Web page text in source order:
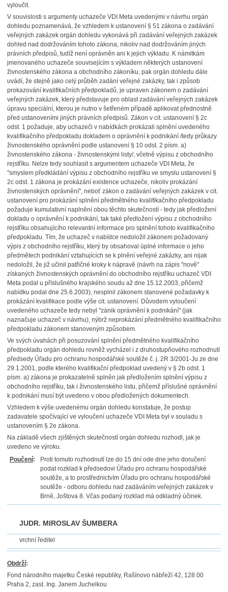
vyloučit.
V souvislosti s argumenty uchazeče VDI Meta uvedenými v návrhu orgán
dohledu poznamenává, že vzhledem k ustanovení § 51 zákona o zadávání
veřejných zakázek orgán dohledu vykonává při zadávání veřejných zakázek
dohled nad dodržováním tohoto zákona, nikoliv nad dodržováním jiných
právních předpisů, tudíž není oprávněn ani k jejich výkladu. K námitkám
jmenovaného uchazeče souvisejícím s výkladem některých ustanovení
živnostenského zákona a obchodního zákoníku, pak orgán dohledu dále
uvádí, že stejně jako celý průběh zadání veřejné zakázky, tak i způsob
prokazování kvalifikačních předpokladů, je upraven zákonem o zadávání
veřejných zakázek, který představuje pro oblast zadávání veřejných zakázek
úpravu speciální, kterou je nutno v šetřeném případě aplikovat přednostně
před ustanoveními jiných právních předpisů. Zákon v cit. ustanovení § 2c
odst. 1 požaduje, aby uchazeči v nabídkách prokázali splnění uvedeného
kvalifikačního předpokladu dokladem o oprávnění k podnikání /tedy průkazy
živnostenského oprávnění podle ustanovení § 10 odst. 2 písm. a)
živnostenského zákona - živnostenskými listy/, včetně výpisu z obchodního
rejstříku. Nelze tedy souhlasit s argumentem uchazeče VDI Meta, že
"smyslem předkládání výpisu z obchodního rejstříku ve smyslu ustanovení §
2c odst. 1 zákona je prokázání existence uchazeče, nikoliv prokázání
živnostenských oprávnění", neboť zákon o zadávání veřejných zakázek v cit.
ustanovení pro prokázání splnění předmětného kvalifikačního předpokladu
požaduje kumulativní naplnění obou těchto skutečností - tedy jak předložení
dokladu o oprávnění k podnikání, tak také předložení výpisu z obchodního
rejstříku obsahujícího relevantní informace pro splnění tohoto kvalifikačního
předpokladu. Tím, že uchazeč v nabídce nedoložil zákonem požadovaný
výpis z obchodního rejstříku, který by obsahoval úplné informace o jeho
předmětech podnikání vztahujících se k plnění veřejné zakázky, ani nijak
nedoložil, že již učinil patřičné kroky k nápravě (návrh na zápis "nově"
získaných živnostenských oprávnění do obchodního rejstříku uchazeč VDI
Meta podal u příslušného krajského soudu až dne 15.12.2003, přičemž
nabídku podal dne 25.6.2003), nesplnil zákonem stanovené požadavky k
prokázání kvalifikace podle výše cit. ustanovení. Důvodem vyloučení
uvedeného uchazeče tedy nebyl "zánik oprávnění k podnikání" (jak
naznačuje uchazeč v návrhu), nýbrž neprokázání předmětného kvalifikačního
předpokladu zákonem stanoveným způsobem.
Ve svých úvahách při posuzování splnění předmětného kvalifikačního
předpokladu orgán dohledu rovněž vycházel i z druhostupňového rozhodnutí
předsedy Úřadu pro ochranu hospodářské soutěže č. j. 2R 3/2001-Ju ze dne
29.1.2001, podle kterého kvalifikační předpoklad uvedený v § 2b odst. 1
písm. a) zákona je prokazatelně splněn jak předložením splnění výpisu z
obchodního rejstříku, tak i živnostenského listu, přičemž příslušné oprávnění
k podnikání musí být uvedeno v obou předložených dokumentech.
Vzhledem k výše uvedenému orgán dohledu konstatuje, že postup
zadavatele spočívající ve vyloučení uchazeče VDI Meta byl v souladu s
ustanovením § 2e zákona.
Na základě všech zjištěných skutečností orgán dohledu rozhodl, jak je
uvedeno ve výroku.
Poučení:
Proti tomuto rozhodnutí lze do 15 dní ode dne jeho doručení
podat rozklad k předsedovi Úřadu pro ochranu hospodářské
soutěže, a to prostřednictvím Úřadu pro ochranu hospodářské
soutěže - odboru dohledu nad zadáváním veřejných zakázek v
Brně, Joštova 8. Včas podaný rozklad má odkladný účinek.
JUDR. MIROSLAV ŠUMBERA
vrchní ředitel
Obdrží:
Fond národního majetku České republiky, Rašínovo nábřeží 42, 128 00
Praha 2, zast. Ing. Janem Juchelkou